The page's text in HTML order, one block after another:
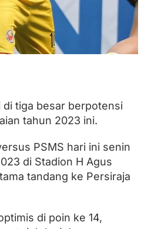
di tiga besar berpotensi
tahun 2023 ini.
PSMS hari ini senin
di Stadion H Agus
tandang ke Persiraja
di poin ke 14,
Ketua DPW dan DPD, Zulhas
Kader PAN Sumbar Kompak